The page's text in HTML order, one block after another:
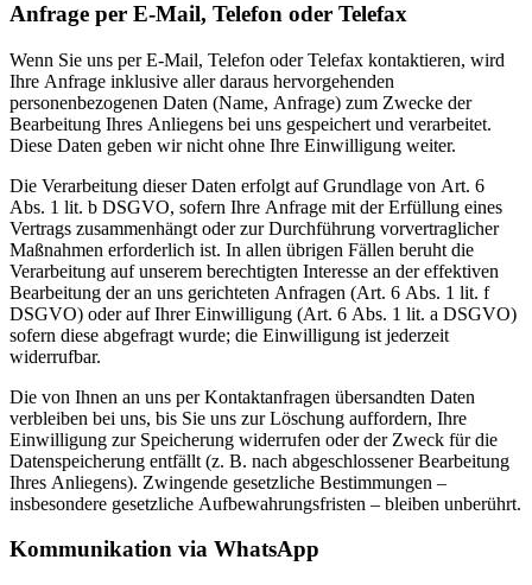
Anfrage per E-Mail, Telefon oder Telefax
Wenn Sie uns per E-Mail, Telefon oder Telefax kontaktieren, wird
Ihre Anfrage inklusive aller daraus hervorgehenden
personenbezogenen Daten (Name, Anfrage) zum Zwecke der
Bearbeitung Ihres Anliegens bei uns gespeichert und verarbeitet.
Diese Daten geben wir nicht ohne Ihre Einwilligung weiter.
Die Verarbeitung dieser Daten erfolgt auf Grundlage von Art. 6
Abs. 1 lit. b DSGVO, sofern Ihre Anfrage mit der Erfüllung eines
Vertrags zusammenhängt oder zur Durchführung vorvertraglicher
Maßnahmen erforderlich ist. In allen übrigen Fällen beruht die
Verarbeitung auf unserem berechtigten Interesse an der effektiven
Bearbeitung der an uns gerichteten Anfragen (Art. 6 Abs. 1 lit. f
DSGVO) oder auf Ihrer Einwilligung (Art. 6 Abs. 1 lit. a DSGVO)
sofern diese abgefragt wurde; die Einwilligung ist jederzeit
widerrufbar.
Die von Ihnen an uns per Kontaktanfragen übersandten Daten
verbleiben bei uns, bis Sie uns zur Löschung auffordern, Ihre
Einwilligung zur Speicherung widerrufen oder der Zweck für die
Datenspeicherung entfällt (z. B. nach abgeschlossener Bearbeitung
Ihres Anliegens). Zwingende gesetzliche Bestimmungen –
insbesondere gesetzliche Aufbewahrungsfristen – bleiben unberührt.
Kommunikation via WhatsApp